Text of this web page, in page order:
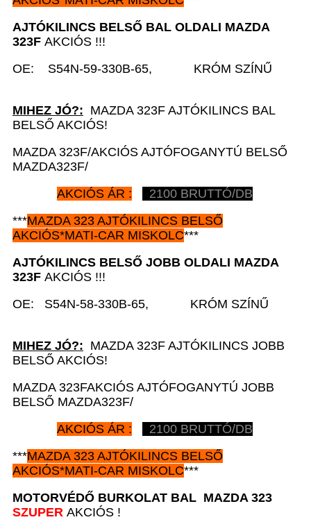
AJTÓKILINCS BELSŐ BAL OLDALI MAZDA
323F AKCIÓS !!!
OE: S54N-59-330B-65, KRÓM SZÍNŰ
MIHEZ JÓ?: MAZDA 323F AJTÓKILINCS BAL
BELSŐ AKCIÓS!
MAZDA 323F/AKCIÓS AJTÓFOGANYTÚ BELSŐ
MAZDA323F/
AKCIÓS ÁR :
2100 BRUTTÓ/DB
***MAZDA 323 AJTÓKILINCS BELSŐ
AKCIÓS*MATI-CAR MISKOLC***
AJTÓKILINCS BELSŐ JOBB OLDALI MAZDA
323F AKCIÓS !!!
OE: S54N-58-330B-65, KRÓM SZÍNŰ
MIHEZ JÓ?: MAZDA 323F AJTÓKILINCS JOBB
BELSŐ AKCIÓS!
MAZDA 323FAKCIÓS AJTÓFOGANYTÚ JOBB
BELSŐ MAZDA323F/
AKCIÓS ÁR :
2100 BRUTTÓ/DB
***MAZDA 323 AJTÓKILINCS BELSŐ
AKCIÓS*MATI-CAR MISKOLC***
MOTORVÉDŐ BURKOLAT BAL MAZDA 323
SZUPER AKCIÓS !